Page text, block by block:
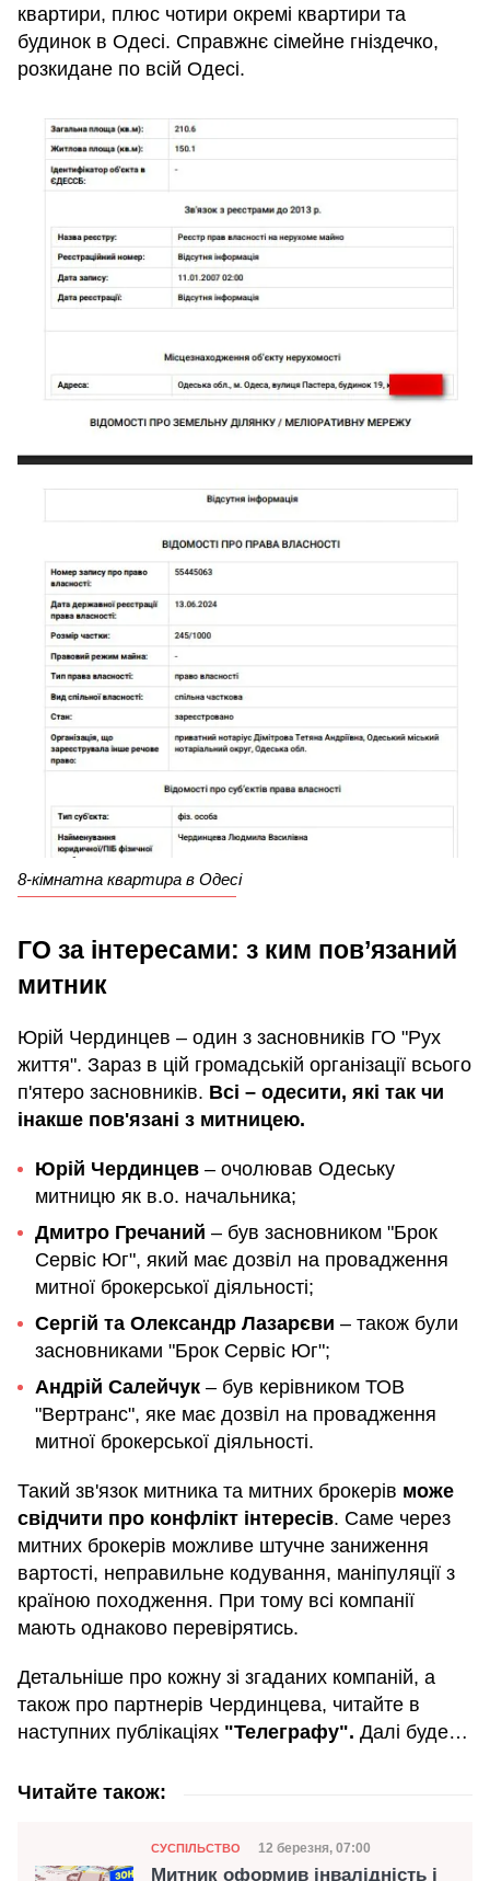
квартири, плюс чотири окремі квартири та
будинок в Одесі. Справжнє сімейне гніздечко,
розкидане по всій Одесі.
8-кімнатна квартира в Одесі
ГО за інтересами: з ким пов’язаний
митник
Юрій Чердинцев – один з засновників ГО "Рух
життя". Зараз в цій громадській організації всього
п'ятеро засновників. Всі – одесити, які так чи
інакше пов'язані з митницею.
Юрій Чердинцев – очолював Одеську
митницю як в.о. начальника;
Дмитро Гречаний – був засновником "Брок
Сервіс Юг", який має дозвіл на провадження
митної брокерської діяльності;
Сергій та Олександр Лазарєви – також були
засновниками "Брок Сервіс Юг";
Андрій Салейчук – був керівником ТОВ
"Вертранс", яке має дозвіл на провадження
митної брокерської діяльності.
Такий зв'язок митника та митних брокерів може
свідчити про конфлікт інтересів. Саме через
митних брокерів можливе штучне заниження
вартості, неправильне кодування, маніпуляції з
країною походження. При тому всі компанії
мають однаково перевірятись.
Детальніше про кожну зі згаданих компаній, а
також про партнерів Чердинцева, читайте в
наступних публікаціях "Телеграфу". Далі буде…
Читайте також:
Категорія
СУСПІЛЬСТВО Дата публікації
12 березня, 07:00
Митник оформив інвалідність і